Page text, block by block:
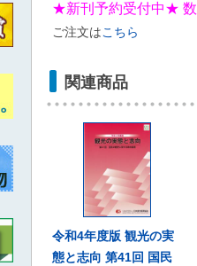
★新刊予約受付中★
ご注文はこちら
関連商品
令和4年度版 観光の実
態と志向 第41回 国民